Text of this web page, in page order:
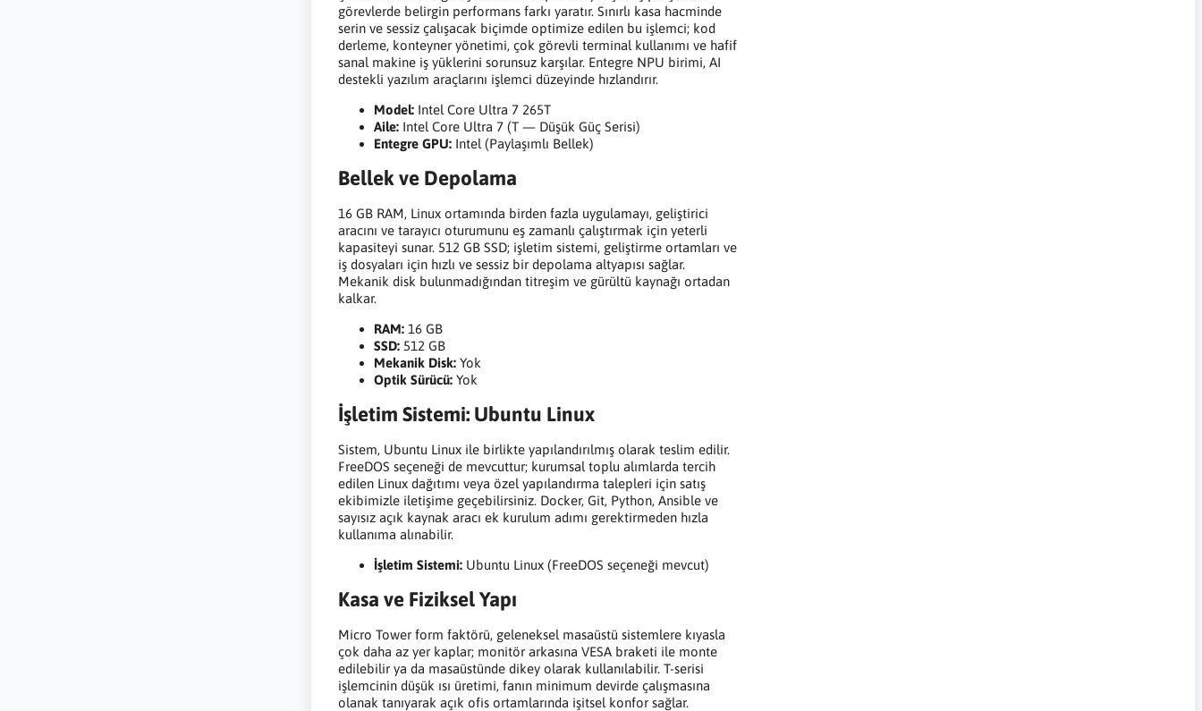
görevlerde belirgin performans farkı yaratır. Sınırlı kasa hacminde
serin ve sessiz çalışacak biçimde optimize edilen bu işlemci; kod
derleme, konteyner yönetimi, çok görevli terminal kullanımı ve hafif
sanal makine iş yüklerini sorunsuz karşılar. Entegre NPU birimi, AI
destekli yazılım araçlarını işlemci düzeyinde hızlandırır.
Model: Intel Core Ultra 7 265T
Aile: Intel Core Ultra 7 (T — Düşük Güç Serisi)
Entegre GPU: Intel (Paylaşımlı Bellek)
Bellek ve Depolama
16 GB RAM, Linux ortamında birden fazla uygulamayı, geliştirici
aracını ve tarayıcı oturumunu eş zamanlı çalıştırmak için yeterli
kapasiteyi sunar. 512 GB SSD; işletim sistemi, geliştirme ortamları ve
iş dosyaları için hızlı ve sessiz bir depolama altyapısı sağlar.
Mekanik disk bulunmadığından titreşim ve gürültü kaynağı ortadan
kalkar.
RAM: 16 GB
SSD: 512 GB
Mekanik Disk: Yok
Optik Sürücü: Yok
İşletim Sistemi: Ubuntu Linux
Sistem, Ubuntu Linux ile birlikte yapılandırılmış olarak teslim edilir.
FreeDOS seçeneği de mevcuttur; kurumsal toplu alımlarda tercih
edilen Linux dağıtımı veya özel yapılandırma talepleri için satış
ekibimizle iletişime geçebilirsiniz. Docker, Git, Python, Ansible ve
sayısız açık kaynak aracı ek kurulum adımı gerektirmeden hızla
kullanıma alınabilir.
İşletim Sistemi: Ubuntu Linux (FreeDOS seçeneği mevcut)
Kasa ve Fiziksel Yapı
Micro Tower form faktörü, geleneksel masaüstü sistemlere kıyasla
çok daha az yer kaplar; monitör arkasına VESA braketi ile monte
edilebilir ya da masaüstünde dikey olarak kullanılabilir. T-serisi
işlemcinin düşük ısı üretimi, fanın minimum devirde çalışmasına
olanak tanıyarak açık ofis ortamlarında işitsel konfor sağlar.